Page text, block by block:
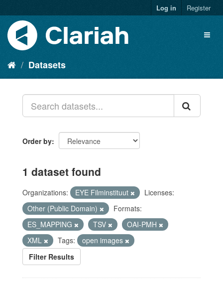
Log in Register
Datasets
Order by
1 dataset found
Organizations: EYE Filminstituut
Licenses:
Other (Public Domain)
Formats:
ES_MAPPING
TSV
OAI-PMH
XML
Tags:
open images
Filter Results